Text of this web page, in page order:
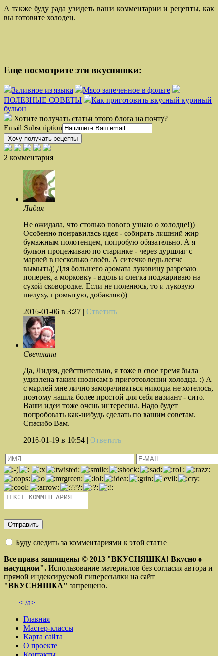
А также буду рада увидеть ваши комментарии и рецепты, как
вы готовите холодец.
Еще посмотрите эти вкусняшки:
Заливное из языка
Мясо запеченное в фольге
ПОЛЕЗНЫЕ СОВЕТЫ
Как приготовить вкусный куриный
бульон
Хотите получать статьи этого блога на почту?
Email Subscription
Хочу получать рецепты
2 комментария
Лидия
Не ожидала, что столько нового узнаю о холодце!))
Особенно понравилась идея - собирать лишний жир
бумажным полотенцем, попробую обязательно. А я
бульон процеживаю по старинке - через дуршлаг с
марлей в несколько слоёв. А ситечко ведь легче
вымыть)) Для большего аромата луковицу разрезаю
поперёк, а морковку - вдоль и слегка поджариваю на
сухой сковородке. Если не поленюсь, то и луковую
шелуху, промытую, добавляю))
2016-01-06 в 3:27 | Ответить
Светлана
Да, Лидия, действительно, я тоже в свое время была
удивлена таким нюансам в приготовлении холодца. :) А
с марлей мне лично заморачиваться никогда не хотелось,
поэтому нашла более простой для себя вариант - сито.
Ваши идеи тоже очень интересны. Надо будет
попробовать как-нибудь сделать по вашим советам.
Спасибо Вам.
2016-01-19 в 10:54 | Ответить
Буду следить за комментариями к этой статье
Все права защищены © 2013 "ВКУСНЯШКА! Вкусно о
насущном". Использование материалов без согласия автора и
прямой индексируемой гиперссылки на сайт
"ВКУСНЯШКА" запрещено.
< /a>
Главная
Мастер-классы
Карта сайта
О проекте